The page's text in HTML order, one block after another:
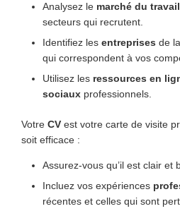
Analysez le marché du travail
secteurs qui recrutent.
Identifiez les entreprises de
qui correspondent à vos
Utilisez les ressources en
sociaux professionnels.
Votre CV est votre carte de visite
soit efficace :
Assurez-vous qu’il est clair et
Incluez vos expériences
récentes et celles qui sont